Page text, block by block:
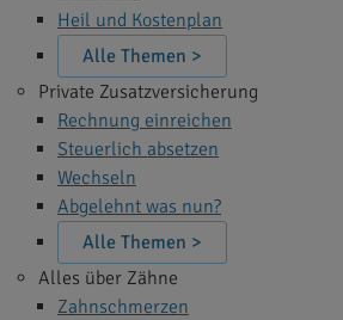
Heil und Kostenplan
Alle Themen >
Private Zusatzversicherung
Rechnung einreichen
Steuerlich absetzen
Wechseln
Abgelehnt was nun?
Alle Themen >
Alles über Zähne
Zahnschmerzen